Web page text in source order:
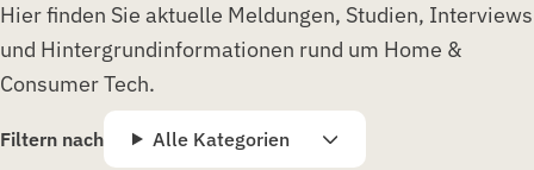
Hier finden Sie aktuelle Meldungen, Studien, Interviews
und Hintergrundinformationen rund um Home &
Consumer Tech.
Filtern nach Alle Kategorien